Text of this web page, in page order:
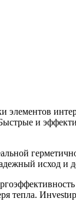
элементов
и
исход и
тепла.